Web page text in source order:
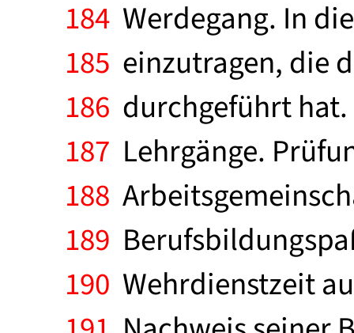
184 Werdegang. In
185 einzutragen, die
186 durchgeführt
187 Lehrgänge.
188
189
190 Wehrdienstzeit